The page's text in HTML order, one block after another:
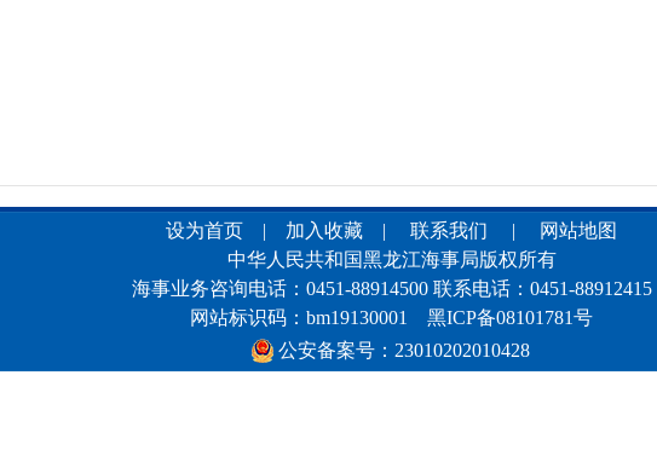
设为首页 | 加入收藏 |联系我们 | 网站地图
中华人民共和国黑龙江海事局版权所有
海事业务咨询电话：0451-88914500 联系电话：0451-88912415
网站标识码：bm19130001黑ICP备08101781号
公安备案号：23010202010428